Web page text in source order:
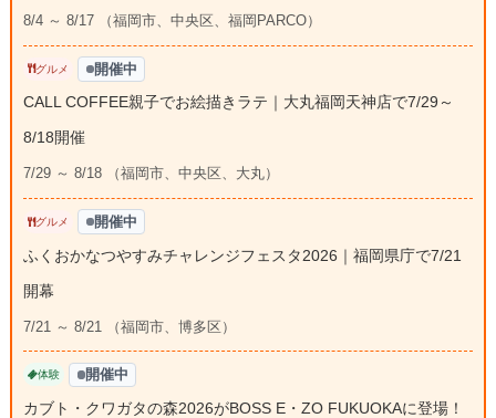
8/4 ～ 8/17 （福岡市、中央区、福岡PARCO）
グルメ 開催中
CALL COFFEE親子でお絵描きラテ｜大丸福岡天神店で7/29～
8/18開催
7/29 ～ 8/18 （福岡市、中央区、大丸）
グルメ 開催中
ふくおかなつやすみチャレンジフェスタ2026｜福岡県庁で7/21
開幕
7/21 ～ 8/21 （福岡市、博多区）
体験 開催中
カブト・クワガタの森2026がBOSS E・ZO FUKUOKAに登場！